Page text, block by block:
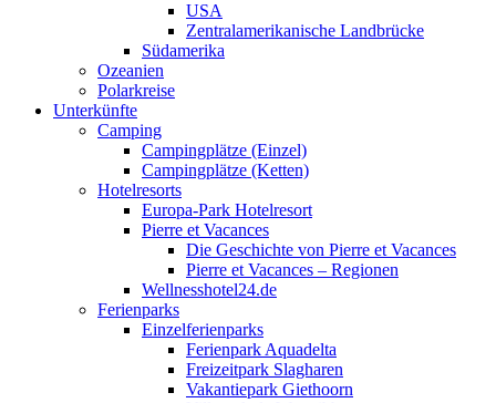
USA
Zentralamerikanische Landbrücke
Südamerika
Ozeanien
Polarkreise
Unterkünfte
Camping
Campingplätze (Einzel)
Campingplätze (Ketten)
Hotelresorts
Europa-Park Hotelresort
Pierre et Vacances
Die Geschichte von Pierre et Vacances
Pierre et Vacances – Regionen
Wellnesshotel24.de
Ferienparks
Einzelferienparks
Ferienpark Aquadelta
Freizeitpark Slagharen
Vakantiepark Giethoorn